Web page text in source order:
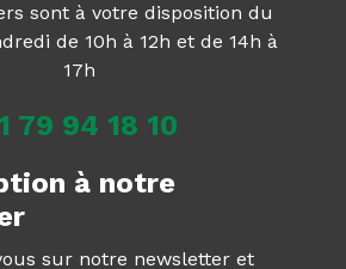
sont à votre disposition du
de 10h à 12h et de 14h à
17h
79 94 18 10
à notre
sur notre newsletter et